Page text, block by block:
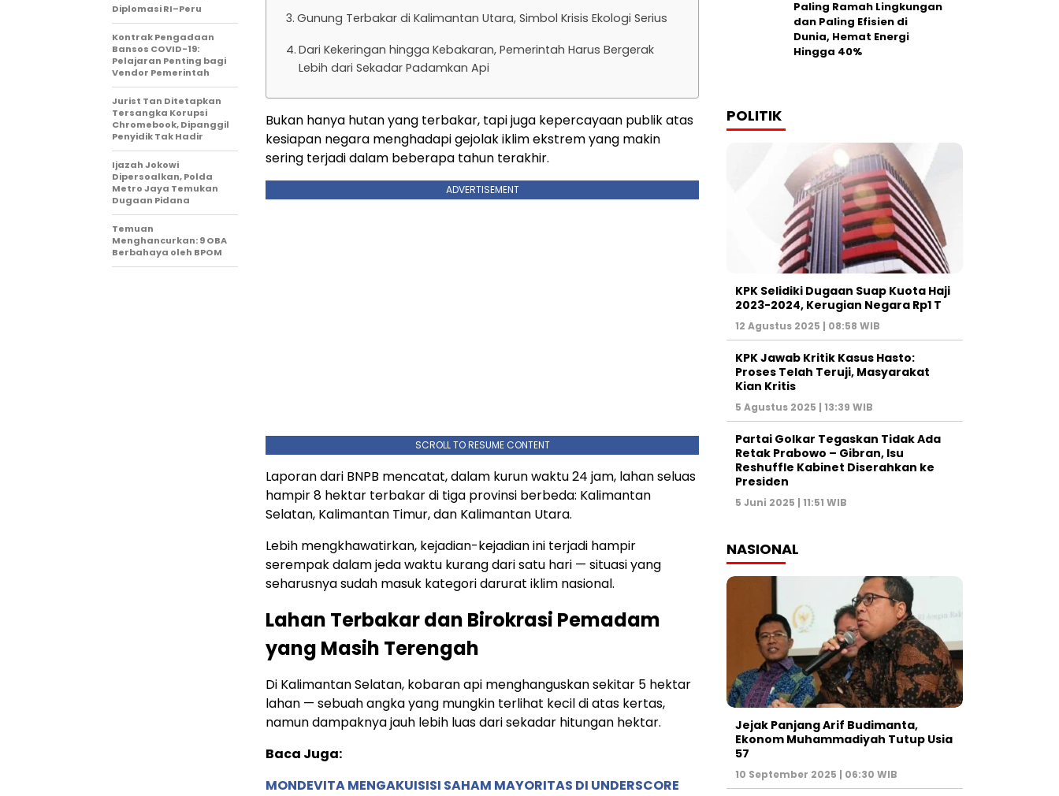
Gunung Terbakar di Kalimantan Utara, Simbol Krisis Ekologi Serius
Dari Kekeringan hingga Kebakaran, Pemerintah Harus Bergerak
Lebih dari Sekadar Padamkan Api
Bukan hanya hutan yang terbakar, tapi juga kepercayaan publik atas
kesiapan negara menghadapi gejolak iklim ekstrem yang makin
sering terjadi dalam beberapa tahun terakhir.
ADVERTISEMENT
SCROLL TO RESUME CONTENT
Laporan dari BNPB mencatat, dalam kurun waktu 24 jam, lahan seluas
hampir 8 hektar terbakar di tiga provinsi berbeda: Kalimantan
Selatan, Kalimantan Timur, dan Kalimantan Utara.
Lebih mengkhawatirkan, kejadian-kejadian ini terjadi hampir
serempak dalam jeda waktu kurang dari satu hari — situasi yang
seharusnya sudah masuk kategori darurat iklim nasional.
Lahan Terbakar dan Birokrasi Pemadam
yang Masih Terengah
Di Kalimantan Selatan, kobaran api menghanguskan sekitar 5 hektar
lahan — sebuah angka yang mungkin terlihat kecil di atas kertas,
namun dampaknya jauh lebih luas dari sekadar hitungan hektar.
Baca Juga:
MONDEVITA MENGAKUISISI SAHAM MAYORITAS DI UNDERSCORE
Diplomasi RI–Peru
Kontrak Pengadaan
Bansos COVID-19:
Pelajaran Penting bagi
Vendor Pemerintah
Jurist Tan Ditetapkan
Tersangka Korupsi
Chromebook, Dipanggil
Penyidik Tak Hadir
Ijazah Jokowi
Dipersoalkan, Polda
Metro Jaya Temukan
Dugaan Pidana
Temuan
Menghancurkan: 9 OBA
Berbahaya oleh BPOM
Paling Ramah Lingkungan
dan Paling Efisien di
Dunia, Hemat Energi
Hingga 40%
POLITIK
KPK Selidiki Dugaan Suap Kuota Haji
2023-2024, Kerugian Negara Rp1 T
12 Agustus 2025 | 08:58 WIB
KPK Jawab Kritik Kasus Hasto:
Proses Telah Teruji, Masyarakat
Kian Kritis
5 Agustus 2025 | 13:39 WIB
Partai Golkar Tegaskan Tidak Ada
Retak Prabowo – Gibran, Isu
Reshuffle Kabinet Diserahkan ke
Presiden
5 Juni 2025 | 11:51 WIB
NASIONAL
Jejak Panjang Arif Budimanta,
Ekonom Muhammadiyah Tutup Usia
57
10 September 2025 | 06:30 WIB